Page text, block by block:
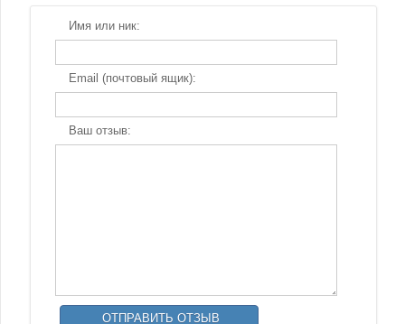
Имя или ник:
Email (почтовый ящик):
Ваш отзыв: